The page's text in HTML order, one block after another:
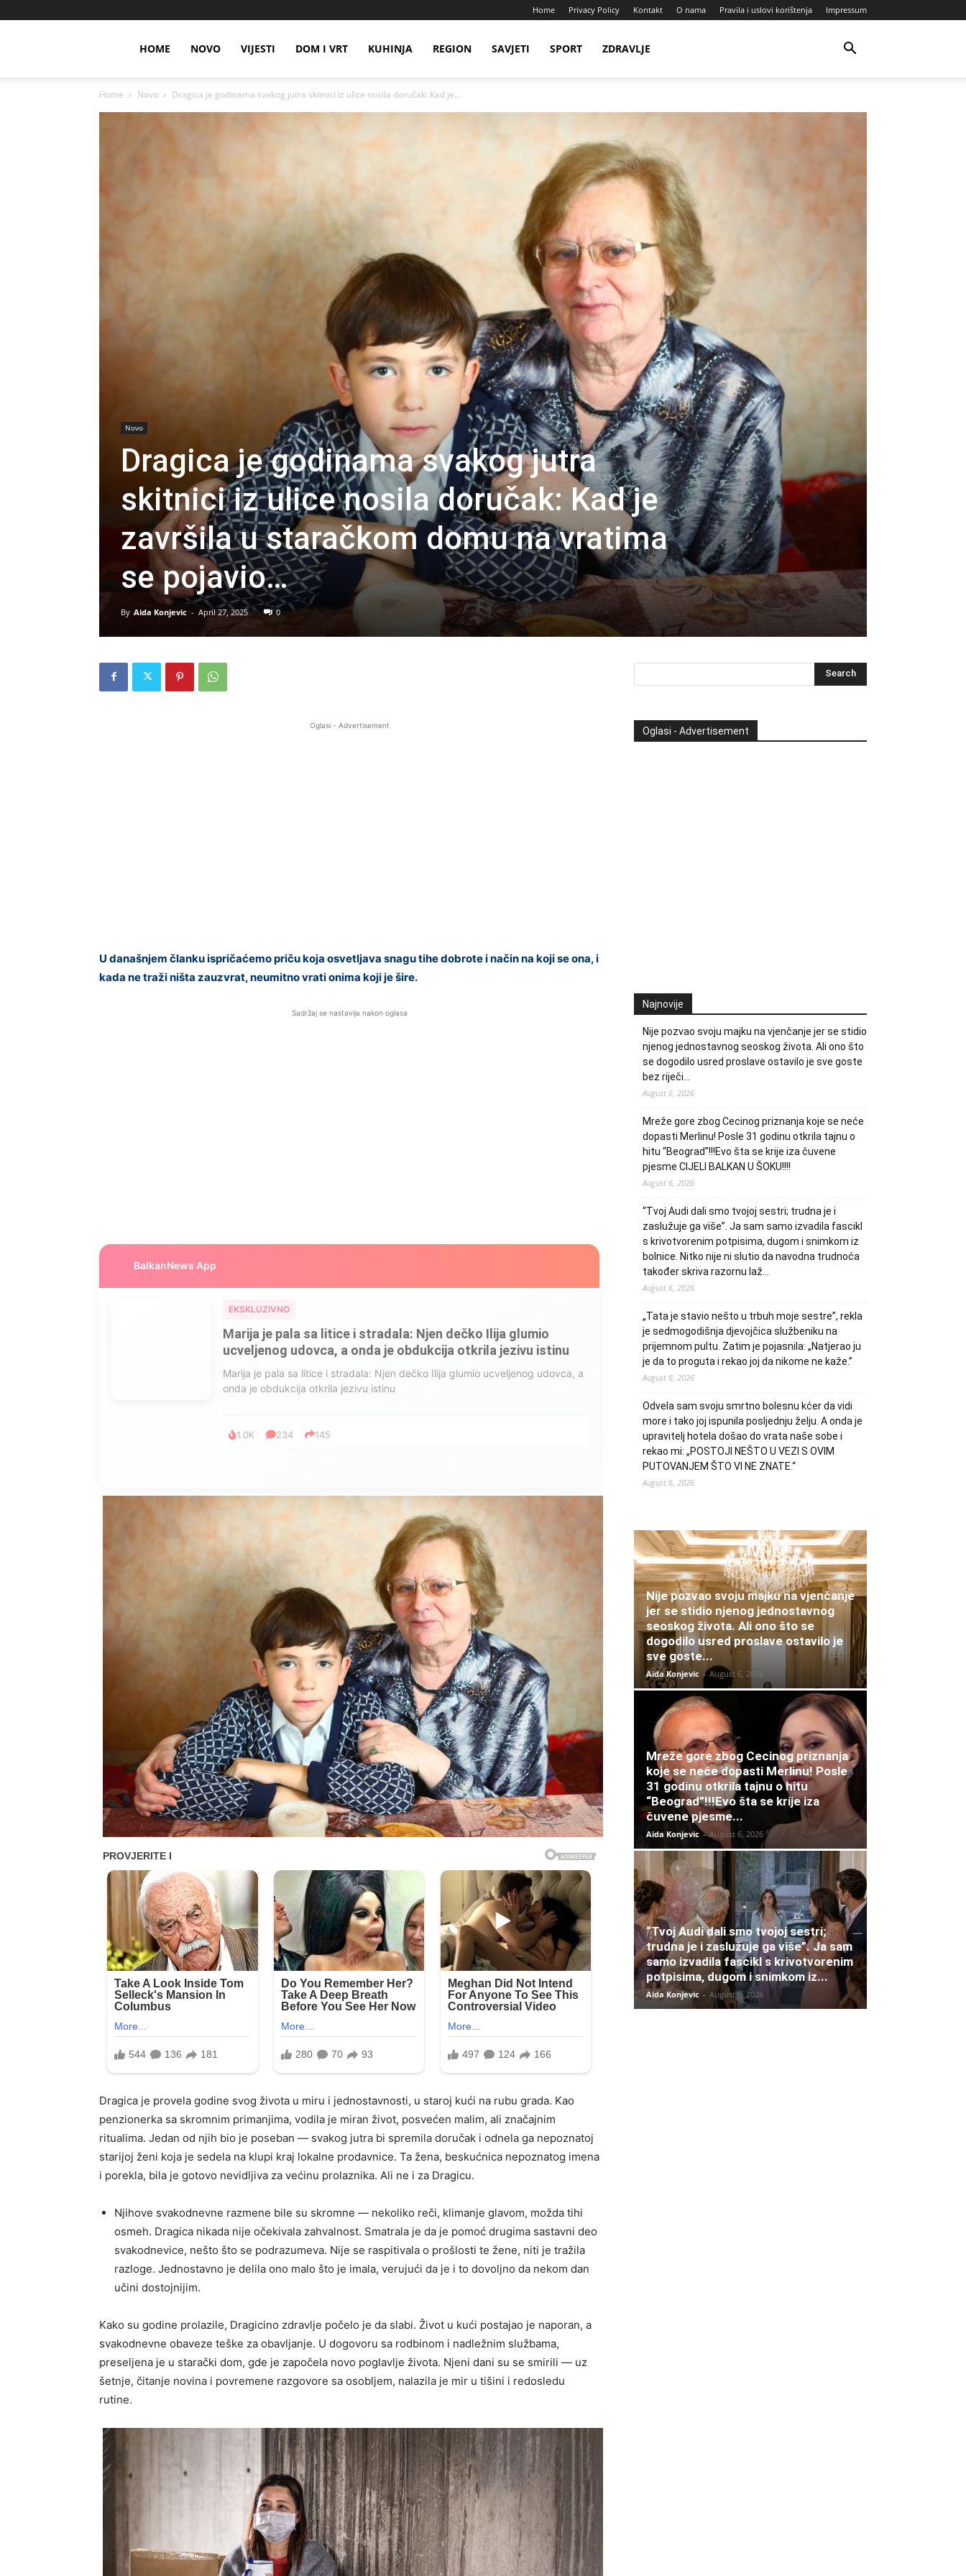
Home Privacy Policy Kontakt O nama Pravila i uslovi korištenja Impressum
HOME NOVO VIJESTI DOM I VRT KUHINJA REGION SAVJETI SPORT ZDRAVLJE
Home Novo Dragica je godinama svakog jutra skitnici iz ulice nosila doručak: Kad je...
Novo
Dragica je godinama svakog jutra
skitnici iz ulice nosila doručak: Kad je
završila u staračkom domu na vratima
se pojavio…
By Aida Konjevic - April 27, 2025 0
Oglasi - Advertisement
U današnjem članku ispričaćemo priču koja osvetljava snagu tihe dobrote i način na koji se ona, i
kada ne traži ništa zauzvrat, neumitno vrati onima koji je šire.
Sadržaj se nastavlja nakon oglasa
BalkanNews App
EKSKLUZIVNO
Marija je pala sa litice i stradala: Njen dečko Ilija glumio
ucveljenog udovca, a onda je obdukcija otkrila jezivu istinu
Marija je pala sa litice i stradala: Njen dečko Ilija glumio ucveljenog udovca, a
onda je obdukcija otkrila jezivu istinu
1.0K 234 145
Dragica je provela godine svog života u miru i jednostavnosti, u staroj kući na rubu grada. Kao
penzionerka sa skromnim primanjima, vodila je miran život, posvećen malim, ali značajnim
ritualima. Jedan od njih bio je poseban — svakog jutra bi spremila doručak i odnela ga nepoznatoj
starijoj ženi koja je sedela na klupi kraj lokalne prodavnice. Ta žena, beskućnica nepoznatog imena
i porekla, bila je gotovo nevidljiva za većinu prolaznika. Ali ne i za Dragicu.
Njihove svakodnevne razmene bile su skromne — nekoliko reči, klimanje glavom, možda tihi
osmeh. Dragica nikada nije očekivala zahvalnost. Smatrala je da je pomoć drugima sastavni deo
svakodnevice, nešto što se podrazumeva. Nije se raspitivala o prošlosti te žene, niti je tražila
razloge. Jednostavno je delila ono malo što je imala, verujući da je i to dovoljno da nekom dan
učini dostojnijim.
Kako su godine prolazile, Dragicino zdravlje počelo je da slabi. Život u kući postajao je naporan, a
svakodnevne obaveze teške za obavljanje. U dogovoru sa rodbinom i nadležnim službama,
preseljena je u starački dom, gde je započela novo poglavlje života. Njeni dani su se smirili — uz
šetnje, čitanje novina i povremene razgovore sa osobljem, nalazila je mir u tišini i redosledu
rutine.
Oglasi - Advertisement
Najnovije
Nije pozvao svoju majku na vjenčanje jer se stidio
njenog jednostavnog seoskog života. Ali ono što
se dogodilo usred proslave ostavilo je sve goste
bez riječi…
August 6, 2026
Mreže gore zbog Cecinog priznanja koje se neće
dopasti Merlinu! Posle 31 godinu otkrila tajnu o
hitu “Beograd”!!!Evo šta se krije iza čuvene
pjesme CIJELI BALKAN U ŠOKU!!!!
August 6, 2026
“Tvoj Audi dali smo tvojoj sestri; trudna je i
zaslužuje ga više”. Ja sam samo izvadila fascikl
s krivotvorenim potpisima, dugom i snimkom iz
bolnice. Nitko nije ni slutio da navodna trudnoća
također skriva razornu laž…
August 6, 2026
„Tata je stavio nešto u trbuh moje sestre”, rekla
je sedmogodišnja djevojčica službeniku na
prijemnom pultu. Zatim je pojasnila: „Natjerao ju
je da to proguta i rekao joj da nikome ne kaže.”
August 6, 2026
Odvela sam svoju smrtno bolesnu kćer da vidi
more i tako joj ispunila posljednju želju. A onda je
upravitelj hotela došao do vrata naše sobe i
rekao mi: „POSTOJI NEŠTO U VEZI S OVIM
PUTOVANJEM ŠTO VI NE ZNATE.“
August 6, 2026
Nije pozvao svoju majku na vjenčanje
jer se stidio njenog jednostavnog
seoskog života. Ali ono što se
dogodilo usred proslave ostavilo je
sve goste...
Aida Konjevic - August 6, 2026
Mreže gore zbog Cecinog priznanja
koje se neće dopasti Merlinu! Posle
31 godinu otkrila tajnu o hitu
“Beograd”!!!Evo šta se krije iza
čuvene pjesme...
Aida Konjevic - August 6, 2026
“Tvoj Audi dali smo tvojoj sestri;
trudna je i zaslužuje ga više”. Ja sam
samo izvadila fascikl s krivotvorenim
potpisima, dugom i snimkom iz...
Aida Konjevic - August 6, 2026